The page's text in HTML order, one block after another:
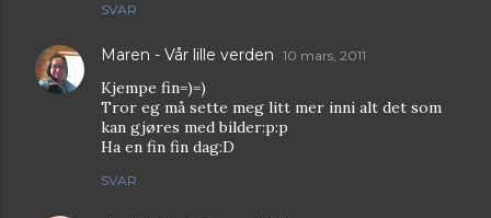
SVAR
Maren - Vår lille verden 10 mars, 2011
Kjempe fin=)=)
Tror eg må sette meg litt mer inni alt det som
kan gjøres med bilder:p:p
Ha en fin fin dag:D
SVAR